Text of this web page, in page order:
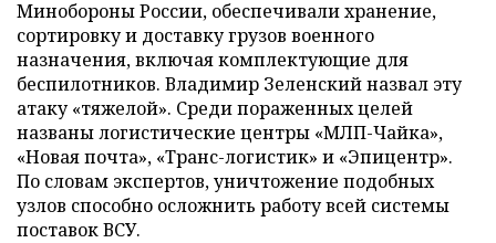
Минобороны России, обеспечивали хранение,
сортировку и доставку грузов военного
назначения, включая комплектующие для
беспилотников. Владимир Зеленский назвал эту
атаку «тяжелой». Среди пораженных целей
названы логистические центры «МЛП-Чайка»,
«Новая почта», «Транс-логистик» и «Эпицентр».
По словам экспертов, уничтожение подобных
узлов способно осложнить работу всей системы
поставок ВСУ.